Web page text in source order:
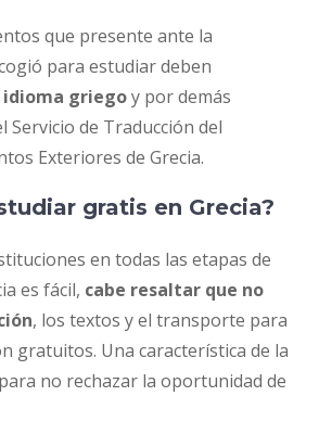
que presente ante la
para estudiar deben
griegoy por demás
Servicio de Traducción del
Exteriores de Grecia.
gratis en Grecia?
en todas las etapas de
es fácil, cabe resaltar que no
, los textos y el transporte para
gratuitos. Una característica de la
no rechazar la oportunidad de